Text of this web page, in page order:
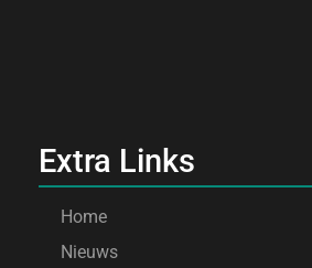
Extra Links
Home
Nieuws